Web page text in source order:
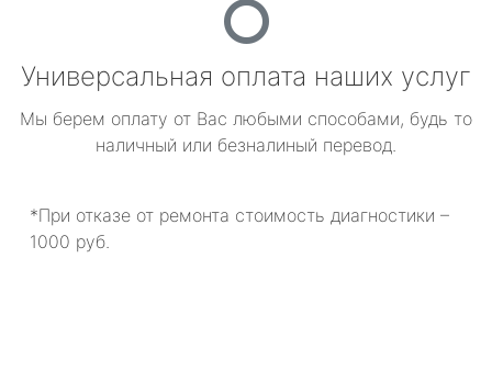
Универсальная оплата наших услуг
Мы берем оплату от Вас любыми способами, будь то
наличный или безналиный перевод.
*При отказе от ремонта стоимость диагностики –
1000 руб.